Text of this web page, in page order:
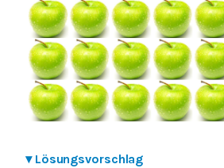
▾ Lösungsvorschlag